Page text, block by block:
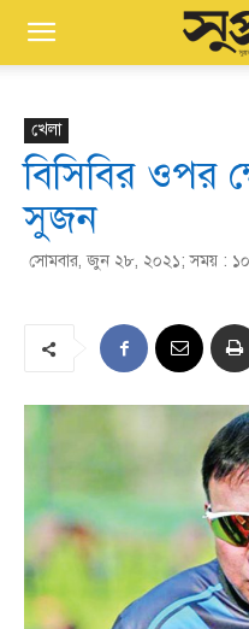
খেলা
বিসিবির ওপর
সুজন
সোমবার, জুন ২৮, ২০২১; সময় :